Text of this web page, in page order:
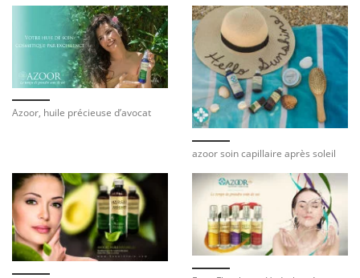
Azoor, huile précieuse d’avocat
azoor soin capillaire après soleil